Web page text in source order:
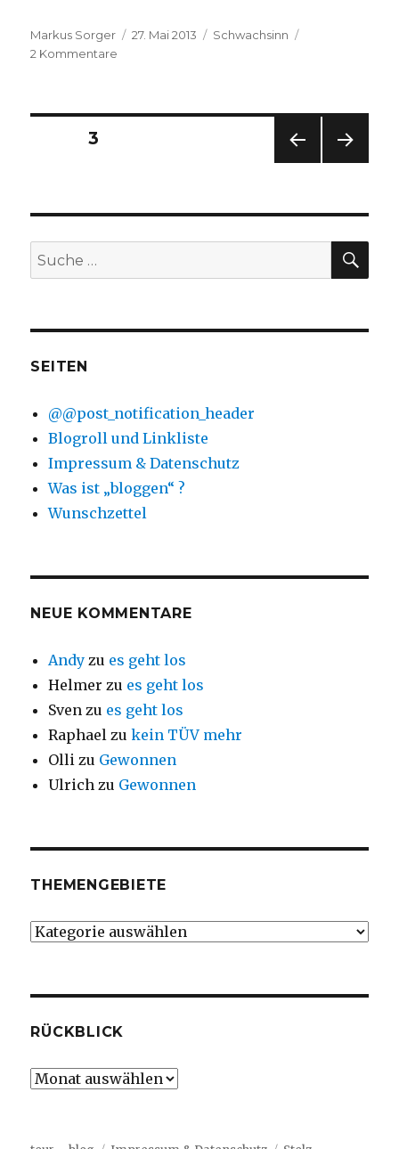
Autor
Markus Sorger
Veröffentlicht
27. Mai 2013 Kategorien
Schwachsinn
2 Kommentare
Beitragsnavigation
SEIT
E
SEITE3
E
Suche
nach:
SEITEN
@@post_notification_header
Blogroll und Linkliste
Impressum & Datenschutz
Was ist „bloggen“ ?
Wunschzettel
NEUE KOMMENTARE
Andy zu es geht los
Helmer zu es geht los
Sven zu es geht los
Raphael zukein TÜV mehr
Olli zu Gewonnen
Ulrich zu Gewonnen
THEMENGEBIETE
Themengebiete
RÜCKBLICK
Rückblick